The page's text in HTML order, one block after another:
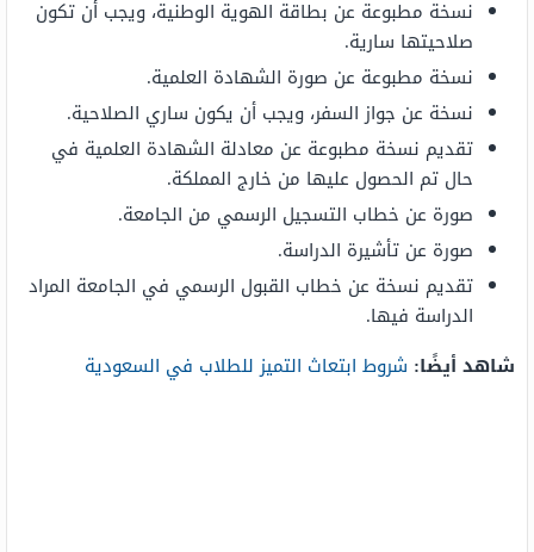
نسخة مطبوعة عن بطاقة الهوية الوطنية، ويجب أن تكون
صلاحيتها سارية.
نسخة مطبوعة عن صورة الشهادة العلمية.
نسخة عن جواز السفر، ويجب أن يكون ساري الصلاحية.
تقديم نسخة مطبوعة عن معادلة الشهادة العلمية في
حال تم الحصول عليها من خارج المملكة.
صورة عن خطاب التسجيل الرسمي من الجامعة.
صورة عن تأشيرة الدراسة.
تقديم نسخة عن خطاب القبول الرسمي في الجامعة المراد
الدراسة فيها.
شاهد أيضًا: شروط ابتعاث التميز للطلاب في السعودية